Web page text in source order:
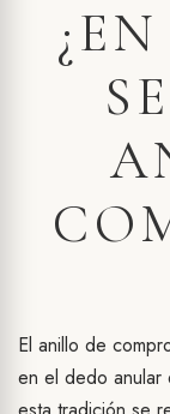
El anillo de
en el dedo anular